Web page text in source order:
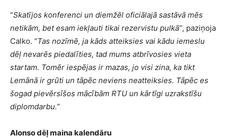
“Skatījos konferenci un diemžēl oficiālajā sastāvā mēs
netikām, bet esam iekļauti tikai rezervistu pulkā”, paziņoja
Calko. “Tas nozīmē, ja kāds atteiksies vai kādu iemeslu
dēļ nevarēs piedalīties, tad mums atbrīvosies vieta
startam. Tomēr iespējas ir mazas, jo visi zina, ka tikt
Lemānā ir grūti un tāpēc neviens neatteiksies. Tāpēc es
šogad pievērsīšos mācībām RTU un kārtīgi uzrakstīšu
diplomdarbu.”
Alonso dēļ maina kalendāru